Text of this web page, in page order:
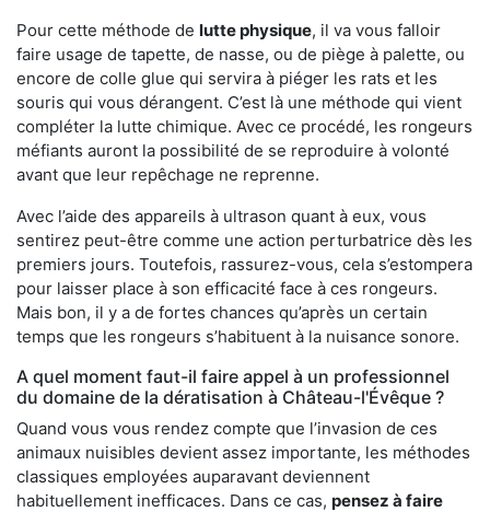
Pour cette méthode de lutte physique, il va vous falloir
faire usage de tapette, de nasse, ou de piège à palette, ou
encore de colle glue qui servira à piéger les rats et les
souris qui vous dérangent. C’est là une méthode qui vient
compléter la lutte chimique. Avec ce procédé, les rongeurs
méfiants auront la possibilité de se reproduire à volonté
avant que leur repêchage ne reprenne.
Avec l’aide des appareils à ultrason quant à eux, vous
sentirez peut-être comme une action perturbatrice dès les
premiers jours. Toutefois, rassurez-vous, cela s’estompera
pour laisser place à son efficacité face à ces rongeurs.
Mais bon, il y a de fortes chances qu’après un certain
temps que les rongeurs s’habituent à la nuisance sonore.
A quel moment faut-il faire appel à un professionnel
du domaine de la dératisation à Château-l'Évêque ?
Quand vous vous rendez compte que l’invasion de ces
animaux nuisibles devient assez importante, les méthodes
classiques employées auparavant deviennent
habituellement inefficaces. Dans ce cas, pensez à faire